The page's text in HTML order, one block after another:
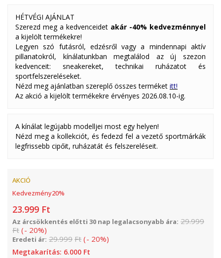
HÉTVÉGI AJÁNLAT
Szerezd meg a kedvenceidet akár -40% kedvezménnyel
a kijelölt termékekre!
Legyen szó futásról, edzésről vagy a mindennapi aktív
pillanatokról, kínálatunkban megtalálod az új szezon
kedvenceit: sneakereket, technikai ruházatot és
sportfelszereléseket.
Nézd meg ajánlatban szereplő összes terméket itt!
Az akció a kijelölt termékekre érvényes 2026.08.10-ig.
A kínálat legújabb modelljei most egy helyen!
Nézd meg a kollekciót, és fedezd fel a vezető sportmárkák
legfrissebb cipőit, ruházatát és felszereléseit.
AKCIÓ
Kedvezmény20%
23.999 Ft
Az árcsökkentés előtti 30 nap legalacsonyabb ára: 29.999
Ft (- 20%)
Eredeti ár: 29.999 Ft (- 20%)
Megtakarítás: 6.000 Ft